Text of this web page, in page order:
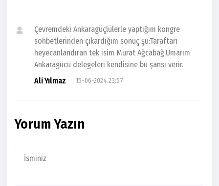
Çevremdeki Ankaragüçlülerle yaptığım kongre
sohbetlerinden çıkardığım sonuç şu:Taraftarı
heyecanlandıran tek isim Murat Ağcabağ.Umarım
Ankaragücü delegeleri kendisine bu şansı verir.
Ali Yılmaz
15-06-2024 23:57
Yorum Yazın